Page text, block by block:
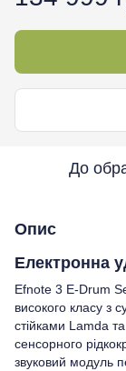
До
Опис
Електронна
Efnote 3 E-Drum
високого класу з
стійками Lamda
сенсорного
звуковий модуль